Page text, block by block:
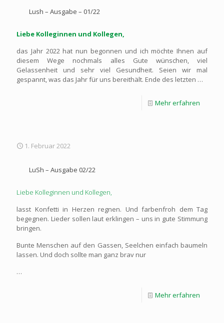
Lush – Ausgabe – 01/22
Liebe Kolleginnen und Kollegen,
das Jahr 2022 hat nun begonnen und ich möchte Ihnen auf
diesem Wege nochmals alles Gute wünschen, viel
Gelassenheit und sehr viel Gesundheit. Seien wir mal
gespannt, was das Jahr für uns bereithält. Ende des letzten …
Mehr erfahren
1. Februar 2022
LuSh – Ausgabe 02/22
Liebe Kolleginnen und Kollegen,
lasst Konfetti in Herzen regnen. Und farbenfroh dem Tag
begegnen. Lieder sollen laut erklingen – uns in gute Stimmung
bringen.
Bunte Menschen auf den Gassen, Seelchen einfach baumeln
lassen. Und doch sollte man ganz brav nur
…
Mehr erfahren